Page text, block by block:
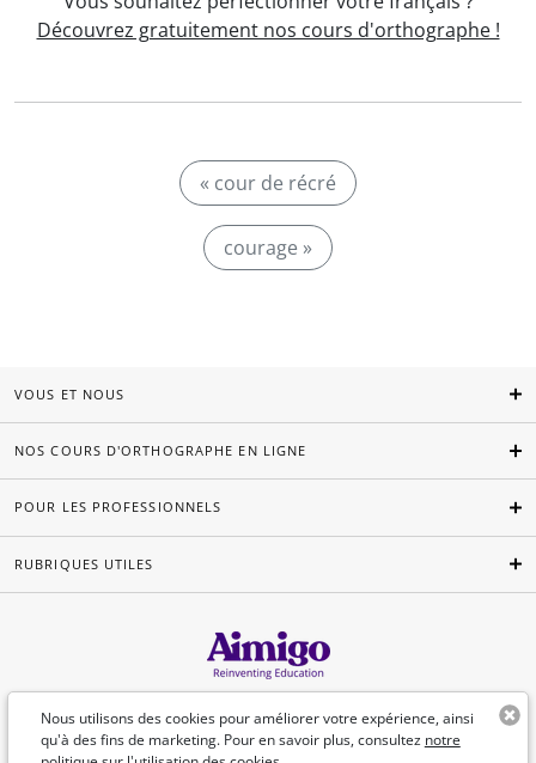
Découvrez gratuitement nos cours d'orthographe !
« cour de récré
courage »
Nous utilisons des cookies pour améliorer votre expérience, ainsi
qu'à des fins de marketing. Pour en savoir plus, consultez notre
VOUS ET NOUS
NOS COURS D'ORTHOGRAPHE EN LIGNE
POUR LES PROFESSIONNELS
RUBRIQUES UTILES
Français